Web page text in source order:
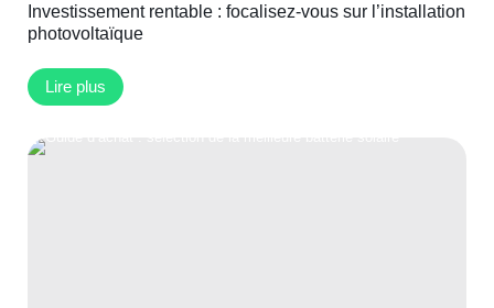
Investissement rentable : focalisez-vous sur l’installation
photovoltaïque
Lire plus